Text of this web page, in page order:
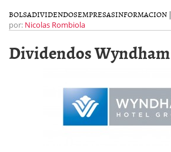
BOLSADIVIDENDOSEMPRESASINFORMACION |
por: Nicolas Rombiola
Dividendos Wyndham